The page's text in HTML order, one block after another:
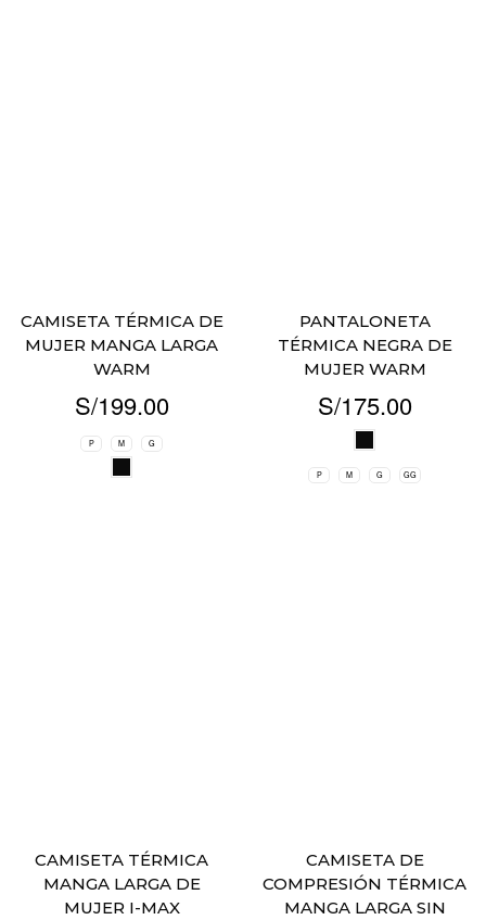
CAMISETA TÉRMICA DE
MUJER MANGA LARGA
WARM
S/199.00
P M G
PANTALONETA
TÉRMICA NEGRA DE
MUJER WARM
S/175.00
P M G GG
CAMISETA TÉRMICA
MANGA LARGA DE
MUJER I-MAX
CAMISETA DE
COMPRESIÓN TÉRMICA
MANGA LARGA SIN